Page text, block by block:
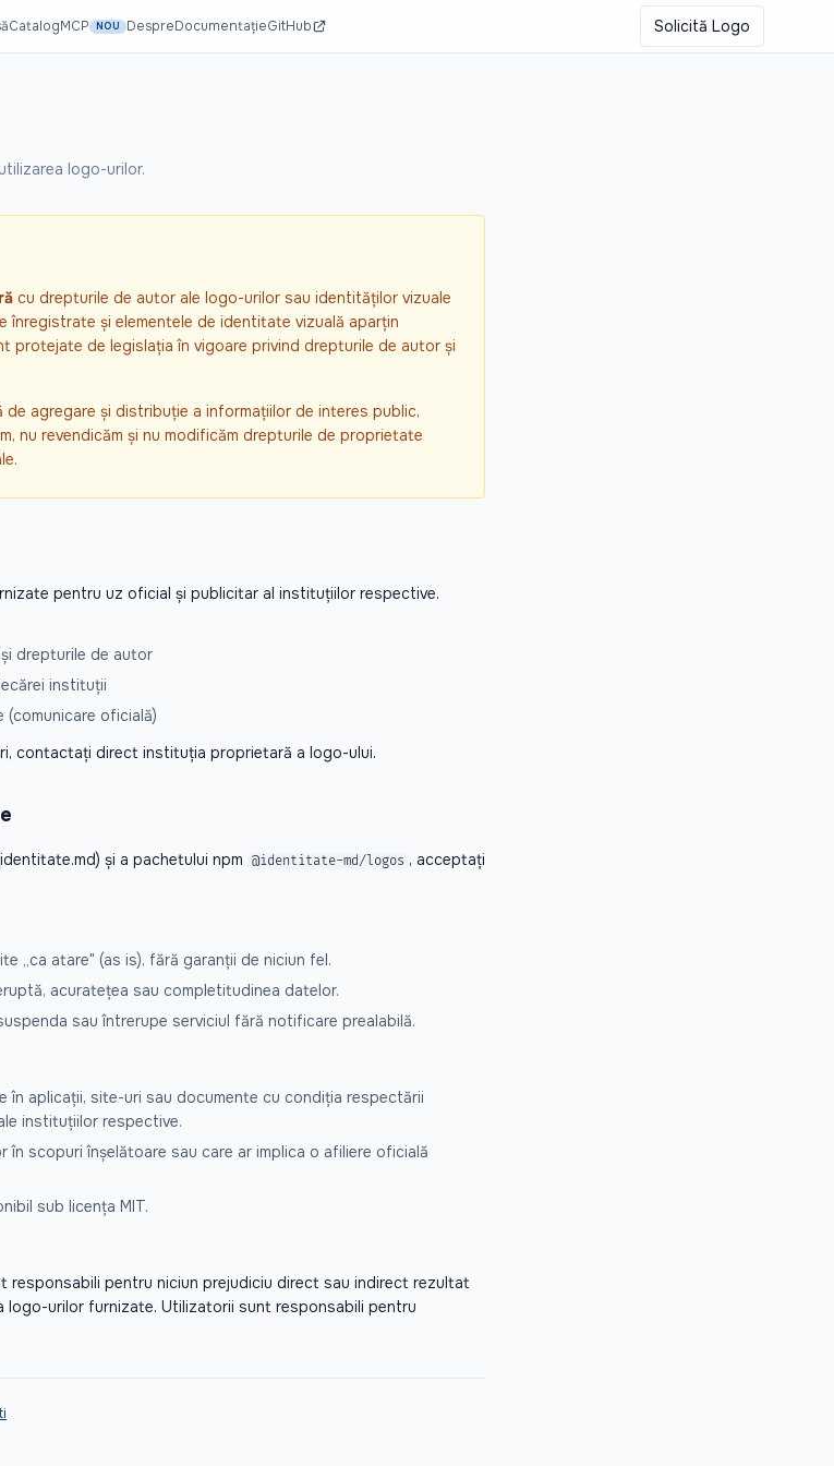
CatalogMCP NOU DespreDocumentațieGitHub Solicită Logo
logo-urilor.
cu drepturile de autor ale logo-urilor sau identităților vizuale
înregistrate și elementele de identitate vizuală aparțin
protejate de legislația în vigoare privind drepturile de autor și
agregare și distribuție a informațiilor de interes public,
nu revendicăm și nu modificăm drepturile de proprietate
pentru uz oficial și publicitar al instituțiilor respective.
drepturile de autor
instituții
oficială)
contactați direct instituția proprietară a logo-ului.
și a pachetului npm @identitate-md/logos , acceptați
„ca atare" (as is), fără garanții de niciun fel.
acuratețea sau completitudinea datelor.
sau întrerupe serviciul fără notificare prealabilă.
în aplicații, site-uri sau documente cu condiția respectării
instituțiilor respective.
scopuri înșelătoare sau care ar implica o afiliere oficială
sub licența MIT.
responsabili pentru niciun prejudiciu direct sau indirect rezultat
logo-urilor furnizate. Utilizatorii sunt responsabili pentru